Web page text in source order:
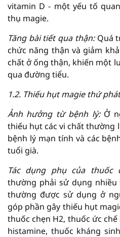
vitamin D - một yếu tố
thụ magie.
Tăng bài tiết qua thận:Quá
chức năng thận và giảm
chất ở ống thận, khiến một
qua đường tiểu.
1.2. Thiếu hụt magie thứ phát
Ảnh hưởng từ bệnh lý:Ở
thiếu hụt các vi chất thường
bệnh lý mạn tính và các
tuổi già.
Tác dụng phụ của thuốc
thường phải sử dụng nhiều
thường được sử dụng ở
góp phần gây thiếu hụt
thuốc chẹn H2, thuốc ức
histamine, thuốc kháng